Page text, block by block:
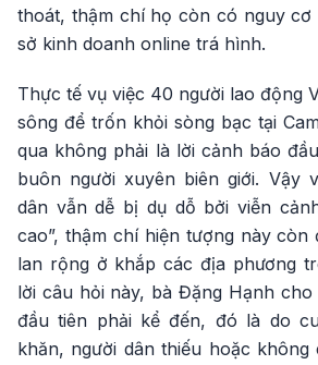
thoát, thậm chí họ còn có nguy
sở kinh doanh online trá hình.
Thực tế vụ việc 40 người lao động
sông để trốn khỏi sòng bạc tại
qua không phải là lời cảnh báo
buôn người xuyên biên giới. Vậy
dân vẫn dễ bị dụ dỗ bởi viễn
cao”, thậm chí hiện tượng này
lan rộng ở khắp các địa phương
lời câu hỏi này, bà Đặng Hạnh
đầu tiên phải kể đến, đó là do
khăn, người dân thiếu hoặc